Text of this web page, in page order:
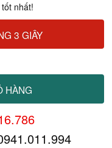
nhất!
3 GIÂY
HÀNG